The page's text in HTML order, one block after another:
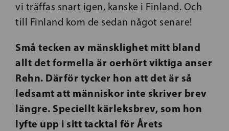
vi träffas snart igen, kanske i Finland. Och
till Finland kom de sedan något senare!
Små tecken av mänsklighet mitt bland
allt det formella är oerhört viktiga anser
Rehn. Därför tycker hon att det är så
ledsamt att människor inte skriver brev
längre. Speciellt kärleksbrev, som hon
lyfte upp i sitt tacktal för Årets